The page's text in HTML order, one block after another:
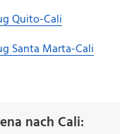
Quito-Cali
Santa Marta-Cali
nach Cali: